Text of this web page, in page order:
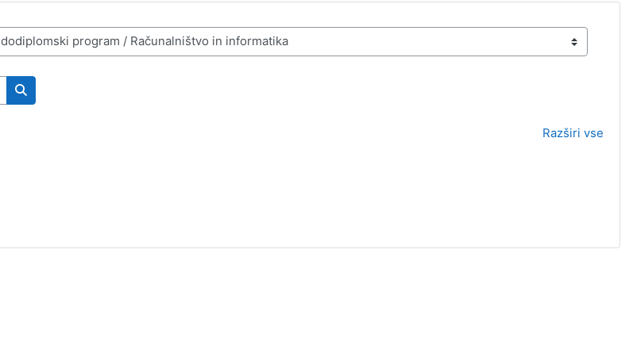
Išči predmete
Razširi vse